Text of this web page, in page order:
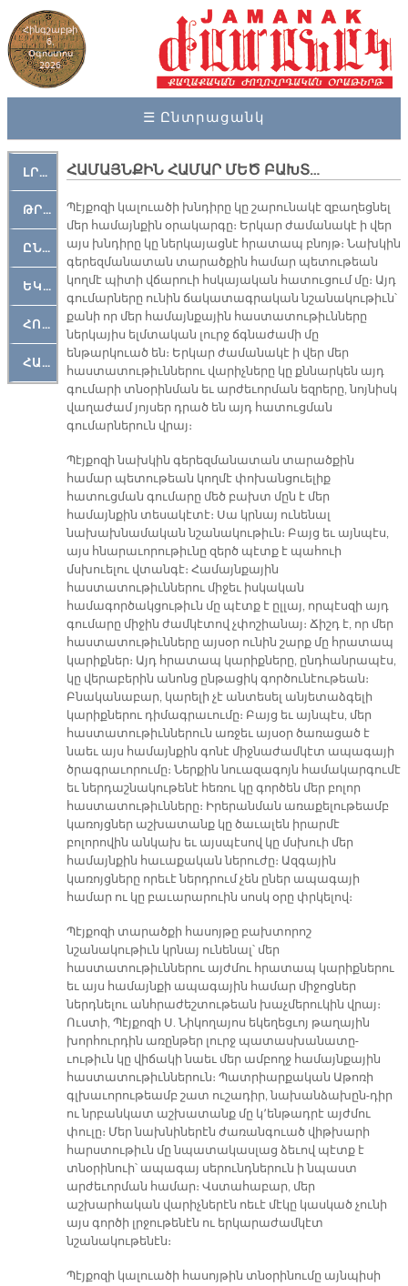
Հինգշաբթի
6,
Օգոստոս
2026
☰ Ընտրացանկ
ԼՐԱՀՈՍ
ԹՐՔԱՀԱՅ ԿԵԱՆՔ
ԸՆԿԵՐԱՄՇԱԿՈՒԹԱՅԻՆ
ԵԿԵՂԵՑԱԿԱՆ
ՀՈԳԵՄՏԱՒՈՐ
ՀԱՐԹԱԿ
ՀԱՄԱՅՆՔԻՆ ՀԱՄԱՐ ՄԵԾ ԲԱԽՏ…
Պէյքոզի կալուածի խնդիրը կը շարունակէ զբաղեցնել
մեր համայնքին օրակարգը։ Երկար ժամանակէ ի վեր
այս խնդիրը կը ներկայացնէ հրատապ բնոյթ։ Նախկին
գերեզմանատան տարածքին համար պետութեան
կողմէ պիտի վճարուի հսկայական հատուցում մը։ Այդ
գումարները ունին ճակատագրական նշանակութիւն՝
քանի որ մեր համայնքային հաստատութիւնները
ներկայիս ելմտական լուրջ ճգնաժամի մը
ենթարկուած են։ Երկար ժամանակէ ի վեր մեր
հաստատութիւններու վարիչները կը քննարկեն այդ
գումարի տնօրինման եւ արժեւորման եզրերը, նոյնիսկ
վաղաժամ յոյսեր դրած են այդ հատուցման
գումարներուն վրայ։
Պէյքոզի նախկին գերեզմանատան տարածքին
համար պետութեան կողմէ փոխանցուելիք
հատուցման գումարը մեծ բախտ մըն է մեր
համայնքին տեսակէտէ։ Սա կրնայ ունենալ
նախախնամական նշանակութիւն։ Բայց եւ այնպէս,
այս հնարաւորութիւնը զերծ պէտք է պահուի
մսխուելու վտանգէ։ Համայնքային
հաստատութիւններու միջեւ իսկական
համագործակցութիւն մը պէտք է ըլլայ, որպէսզի այդ
գումարը միջին ժամկէտով չփոշիանայ։ Ճիշդ է, որ մեր
հաստատութիւնները այսօր ունին շարք մը հրատապ
կարիքներ։ Այդ հրատապ կարիքները, ընդհանրապէս,
կը վերաբերին անոնց ընթացիկ գործունէութեան։
Բնականաբար, կարելի չէ անտեսել անյետաձգելի
կարիքներու դիմագրաւումը։ Բայց եւ այնպէս, մեր
հաստատութիւններուն առջեւ այսօր ծառացած է
նաեւ այս համայնքին գոնէ միջնաժամկէտ ապագայի
ծրագրաւորումը։ Ներքին նուազագոյն համակարգումէ
եւ ներդաշնակութենէ հեռու կը գործեն մեր բոլոր
հաստատութիւնները։ Իրերանման առաքելութեամբ
կառոյցներ աշխատանք կը ծաւալեն իրարմէ
բոլորովին անկախ եւ այսպէսով կը մսխուի մեր
համայնքին հաւաքական ներուժը։ Ազգային
կառոյցները որեւէ ներդրում չեն ըներ ապագայի
համար ու կը բաւարարուին սոսկ օրը փրկելով։
Պէյքոզի տարածքի հասոյթը բախտորոշ
նշանակութիւն կրնայ ունենալ՝ մեր
հաստատութիւններու այժմու հրատապ կարիքներու
եւ այս համայնքի ապագային համար միջոցներ
ներդնելու անհրաժեշտութեան խաչմերուկին վրայ։
Ուստի, Պէյքոզի Ս. Նիկողայոս եկեղեցւոյ թաղային
խորհուրդին առընթեր լուրջ պատասխանատը-
ւութիւն կը վիճակի նաեւ մեր ամբողջ համայնքային
հաստատութիւններուն։ Պատրիարքական Աթոռի
գլխաւորութեամբ շատ ուշադիր, նախանձախըն-դիր
ու նրբանկատ աշխատանք մը կ՚ենթադրէ այժմու
փուլը։ Մեր նախնիներէն ժառանգուած վիթխարի
հարստութիւն մը նպատակասլաց ձեւով պէտք է
տնօրինուի՝ ապագայ սերունդներուն ի նպաստ
արժեւորման համար։ Վստահաբար, մեր
աշխարհական վարիչներէն ոեւէ մէկը կասկած չունի
այս գործի լրջութենէն ու երկարաժամկէտ
նշանակութենէն։
Պէյքոզի կալուածի հասոյթին տնօրինումը այնպիսի